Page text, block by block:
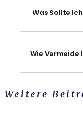
Was Sollte
Wie Vermeide
Weitere